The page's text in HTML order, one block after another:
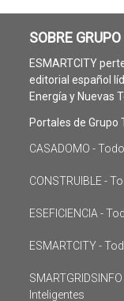
SOBRE
ESMARTCITY
editorial español
Energía y Nuevas
Portales de Grupo
CASADOMO -
CONSTRUIBLE -
ESEFICIENCIA -
ESMARTCITY -
Inteligentes